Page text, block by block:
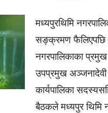
मध्यपुरथिमि
सङ्क्रमण फैलिएपछि
नगरपालिकाका
उपप्रमुख अञ्जनादेवी
कार्यपालिका
बैठकले मध्यपुर थिमि